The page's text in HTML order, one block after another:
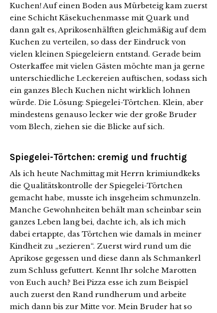
Kuchen! Auf einen Boden aus Mürbeteig kam zuerst
eine Schicht Käsekuchenmasse mit Quark und
dann galt es, Aprikosenhälften gleichmäßig auf dem
Kuchen zu verteilen, so dass der Eindruck von
vielen kleinen Spiegeleiern entstand. Gerade beim
Osterkaffee mit vielen Gästen möchte man ja gerne
unterschiedliche Leckereien auftischen, sodass sich
ein ganzes Blech Kuchen nicht wirklich lohnen
würde. Die Lösung: Spiegelei-Törtchen. Klein, aber
mindestens genauso lecker wie der große Bruder
vom Blech, ziehen sie die Blicke auf sich.
Spiegelei-Törtchen: cremig und fruchtig
Als ich heute Nachmittag mit Herrn krimiundkeks
die Qualitätskontrolle der Spiegelei-Törtchen
gemacht habe, musste ich insgeheim schmunzeln.
Manche Gewohnheiten behält man scheinbar sein
ganzes Leben lang bei, dachte ich, als ich mich
dabei ertappte, das Törtchen wie damals in meiner
Kindheit zu „sezieren“. Zuerst wird rund um die
Aprikose gegessen und diese dann als Schmankerl
zum Schluss gefuttert. Kennt Ihr solche Marotten
von Euch auch? Bei Pizza esse ich zum Beispiel
auch zuerst den Rand rundherum und arbeite
mich dann bis zur Mitte vor. Mein Bruder hat so